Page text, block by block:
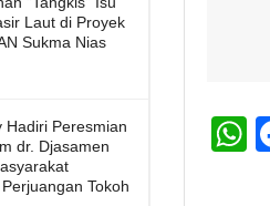
Laut di Proyek
Sukma Nias
Hadiri Peresmian
dr. Djasamen
Tokoh
h